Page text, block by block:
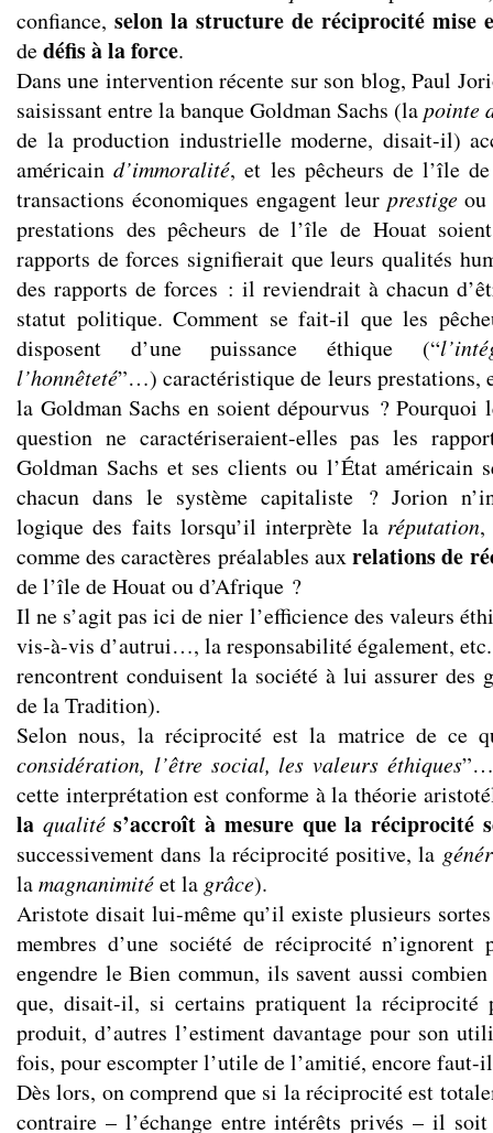
confiance, selon la structure de réciprocité mise
dedéfis à la force.
Dans une intervention récente sur son blog, Paul
saisissant entre la banque Goldman Sachs (lapointe
de la production industrielle moderne, disait-il)
américaind’immoralité, et les pêcheurs de l’île
transactions économiques engagent leur prestigeou
prestations des pêcheurs de l’île de Houat
rapports de forces signifierait que leurs qualités
des rapports de forces : il reviendrait à chacun
statut politique. Comment se fait-il que les
disposent d’une puissance éthique (“
l’honnêteté”…) caractéristique de leurs prestations,
la Goldman Sachs en soient dépourvus ? Pourquoi
question ne caractériseraient-elles pas les
Goldman Sachs et ses clients ou l’État américain
chacun dans le système capitaliste ? Jorion
logique des faits lorsqu’il interprète la réputation
comme des caractères préalables auxrelations de
de l’île de Houat ou d’Afrique ?
Il ne s’agit pas ici de nier l’efficience des valeurs
vis-à-vis d’autrui…, la responsabilité également, etc.
rencontrent conduisent la société à lui assurer des
de la Tradition).
Selon nous, la réciprocité est la matrice de ce
considération, l’être social, les valeurs éthiques”…
cette interprétation est conforme à la théorie
la qualité s’accroît à mesure que la réciprocité
successivement dans la réciprocité positive, la
lamagnanimitéet la grâce).
Aristote disait lui-même qu’il existe plusieurs
membres d’une société de réciprocité
engendre le Bien commun, ils savent aussi
que, disait-il, si certains pratiquent la réciprocité
produit, d’autres l’estiment davantage pour son
fois, pour escompter l’utile de l’amitié, encore faut-
Dès lors, on comprend que si la réciprocité est
contraire – l’échange entre intérêts privés – il